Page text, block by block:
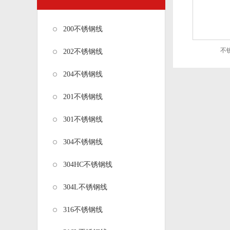
200不锈钢线
202不锈钢线
204不锈钢线
201不锈钢线
301不锈钢线
304不锈钢线
304HC不锈钢线
304L不锈钢线
316不锈钢线
不